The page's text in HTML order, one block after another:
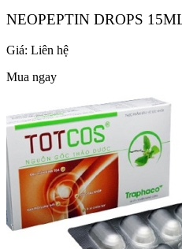
NEOPEPTIN DROPS
Giá: Liên hệ
Mua ngay